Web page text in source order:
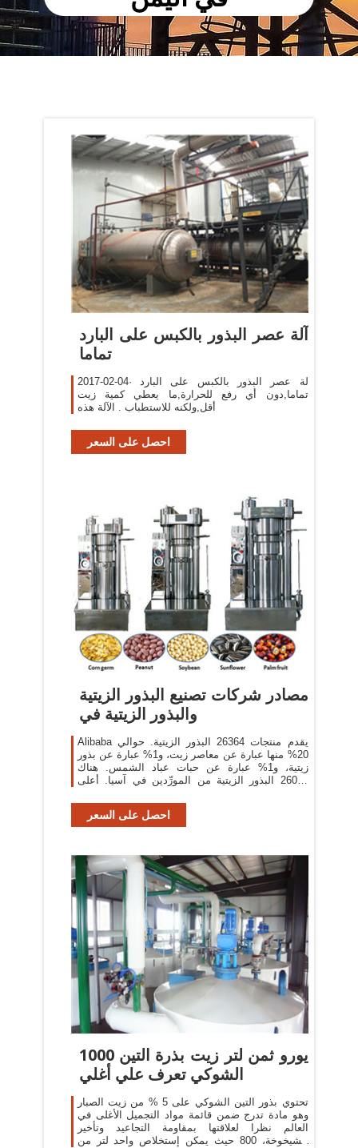
‫آلة عصر البذور بالكبس على البارد
تماما
2017-02-04· لة عصر البذور بالكبس على البارد
تماما,دون أي رفع للحرارة,ما يعطي كمية زيت
أقل,ولكنه للاستطباب . الآلة هذه
احصل على السعر
مصادر شركات تصنيع البذور الزيتية
والبذور الزيتية في
Alibaba يقدم منتجات 26364 البذور الزيتية. حوالي
20% منها عبارة عن معاصر زيت، و1% عبارة عن بذور
زيتية، و1% عبارة عن حبات عباد الشمس. هناك
26075 البذور الزيتية من المورِّدين في آسيا. أعلى
احصل على السعر
1000 يورو ثمن لتر زيت بذرة التين
الشوكي تعرف علي أغلي
تحتوي بذور التين الشوكي على 5 % من زيت الصبار
وهو مادة تدرج ضمن قائمة مواد التجميل الأغلى في
العالم نظرا لعلاقتها بمقاومة التجاعيد وتأخير
الشيخوخة، 800 حيث يمكن إستخلاص واحد لتر من